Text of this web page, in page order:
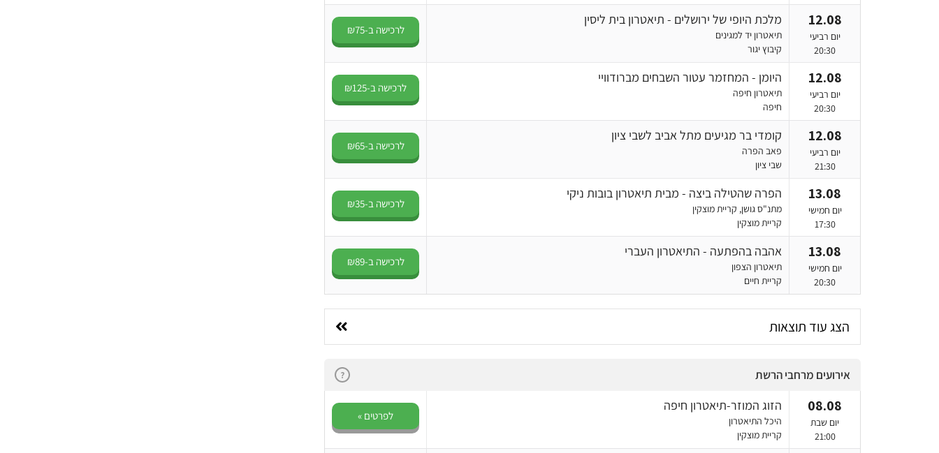
12.08
יום רביעי
20:30
מלכת היופי של ירושלים - תיאטרון בית ליסין
תיאטרון יד למגינים
קיבוץ יגור
לרכישה ב-₪75
12.08
יום רביעי
20:30
היומן - המחזמר עטור השבחים מברודוויי
תיאטרון חיפה
חיפה
לרכישה ב-₪125
12.08
יום רביעי
21:30
קומדי בר מגיעים מתל אביב לשבי ציון
פאב הפרה
שבי ציון
לרכישה ב-₪65
13.08
יום חמישי
17:30
הפרה שהטילה ביצה - מבית תיאטרון בובות ניקי
מתנ"ס גושן, קריית מוצקין
קריית מוצקין
לרכישה ב-₪35
13.08
יום חמישי
20:30
אהבה בהפתעה - התיאטרון העברי
תיאטרון הצפון
קריית חיים
לרכישה ב-₪89
הצג עוד תוצאות
אירועים מרחבי הרשת ?
08.08
יום שבת
21:00
הזוג המוזר-תיאטרון חיפה
היכל התיאטרון
קריית מוצקין
לפרטים »